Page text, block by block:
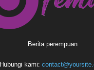
Berita perempuan
Hubungi kami: